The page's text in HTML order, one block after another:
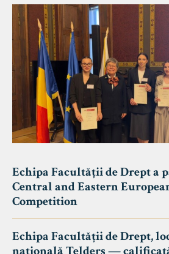
Echipa Facultății de Drept a
Central and Eastern
Competition
Echipa Facultății de Drept,
națională Telders —